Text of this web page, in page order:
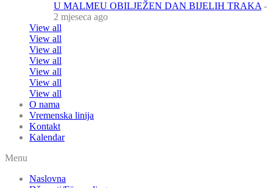
U MALMEU OBILJEŽEN DAN BIJELIH TRAKA -
2 mjeseca ago
View all
View all
View all
View all
View all
View all
View all
O nama
Vremenska linija
Kontakt
Kalendar
Menu
Naslovna